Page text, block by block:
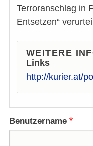
Terroranschlag in
Entsetzen“
WEITERE
Links
http://kurier.at/
Benutzername